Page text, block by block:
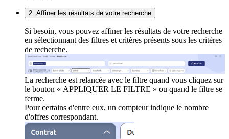
2. Affiner les résultats de votre recherche
Si besoin, vous pouvez affiner les résultats de votre recherche
en sélectionnant des filtres et critères présents sous les critères
de recherche.
La recherche est relancée avec le filtre quand vous cliquez sur
le bouton « APPLIQUER LE FILTRE » ou quand le filtre se
ferme.
Pour certains d'entre eux, un compteur indique le nombre
d'offres correspondant.